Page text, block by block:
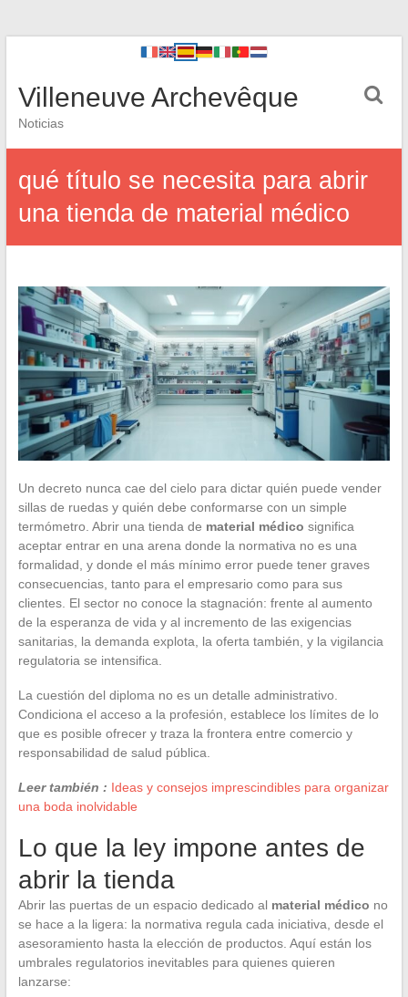
Villeneuve Archevêque
Noticias
qué título se necesita para abrir
una tienda de material médico
Un decreto nunca cae del cielo para dictar quién puede vender
sillas de ruedas y quién debe conformarse con un simple
termómetro. Abrir una tienda de material médico significa
aceptar entrar en una arena donde la normativa no es una
formalidad, y donde el más mínimo error puede tener graves
consecuencias, tanto para el empresario como para sus
clientes. El sector no conoce la stagnación: frente al aumento
de la esperanza de vida y al incremento de las exigencias
sanitarias, la demanda explota, la oferta también, y la vigilancia
regulatoria se intensifica.
La cuestión del diploma no es un detalle administrativo.
Condiciona el acceso a la profesión, establece los límites de lo
que es posible ofrecer y traza la frontera entre comercio y
responsabilidad de salud pública.
Leer también : Ideas y consejos imprescindibles para organizar
una boda inolvidable
Lo que la ley impone antes de
abrir la tienda
Abrir las puertas de un espacio dedicado al material médico no
se hace a la ligera: la normativa regula cada iniciativa, desde el
asesoramiento hasta la elección de productos. Aquí están los
umbrales regulatorios inevitables para quienes quieren
lanzarse: